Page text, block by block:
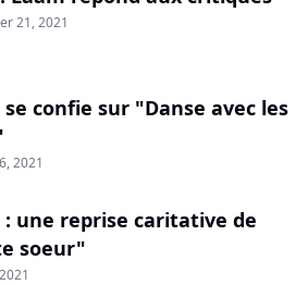
21, 2021
se confie sur "Danse avec les
2021
: une reprise caritative de
soeur"